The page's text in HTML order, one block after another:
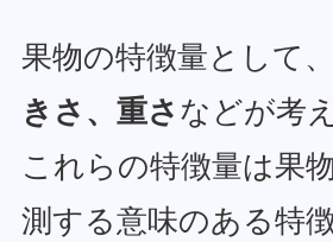
果物の特徴量として、
きさ、重さ などが考
これらの特徴量は果
測する意味のある特